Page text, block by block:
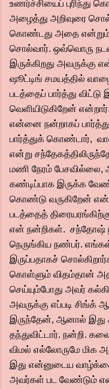
உணர்ச்சியைப் புரிந்து
அழைத்து அறிவுரை
கொண்டது அதை என்றும்
சொல்வார். ஒவ்வொரு
இருக்கிறது அவருக்கு
ஷூட்டிங் சமயத்தில்
படத்தைப் பார்த்து
வெளியிடுகிறேன்
என்னை நன்றாகப்
பார்த்துக் கொண்டார்,
என்று
மணி நேரம் பேசவில்லை,
கண்டிப்பாக இருக்க
கொண்டு வருகிறேன்
படத்தைத்
என் நன்றிகள். சந்தோஷ்
நெருங்கிய நண்பர்.
இருப்பதாகச்
கொள்ளும் விதம்தான்
செய்யும்போது அவர்
அவருக்கு எப்படி
இருந்தேன், ஆனால் இது
தந்துவிட்டார். நன்றி.
விமல் எல்லோருமே மிக
இது என்னுடைய
அவர்கள் பட வேண்டும்